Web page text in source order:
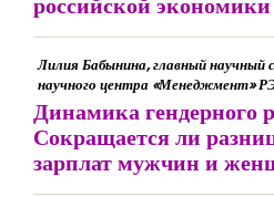
Лилия Бабынина, главный научный
научного центра «Менеджмент»
Динамика гендерного
Сокращается ли
зарплат мужчин и